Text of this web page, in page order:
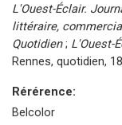
L'Ouest-Éclair.
littéraire,
Quotidien; L'Ouest-
Rennes, quotidien,
Rérérence:
Belcolor